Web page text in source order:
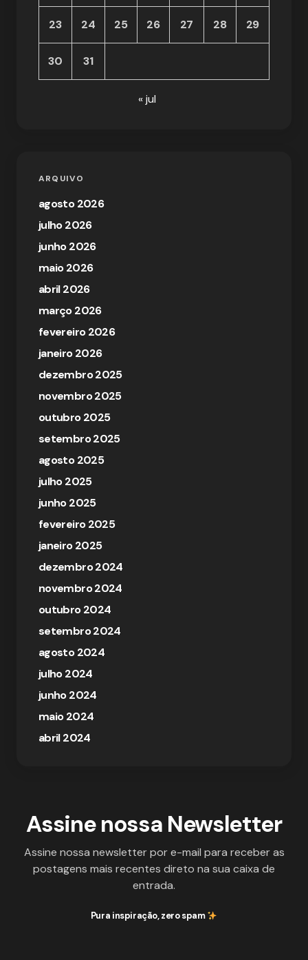
23 24 25 26 27 28 29
30 31
« jul
ARQUIVO
agosto 2026
julho 2026
junho 2026
maio 2026
abril 2026
março 2026
fevereiro 2026
janeiro 2026
dezembro 2025
novembro 2025
outubro 2025
setembro 2025
agosto 2025
julho 2025
junho 2025
fevereiro 2025
janeiro 2025
dezembro 2024
novembro 2024
outubro 2024
setembro 2024
agosto 2024
julho 2024
junho 2024
maio 2024
abril 2024
Assine nossa Newsletter
Assine nossa newsletter por e-mail para receber as
postagens mais recentes direto na sua caixa de
entrada.
Pura inspiração, zero spam